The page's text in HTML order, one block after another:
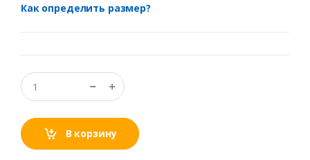
Как определить размер?
В корзину